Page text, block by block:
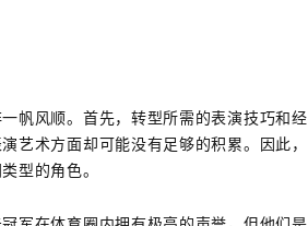
帆风顺。首先，转型所需的表演技巧和经
艺术方面却可能没有足够的积累。因此，
型的角色。